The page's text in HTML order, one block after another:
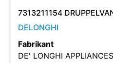
7313211154
DELONGHI
Fabrikant
DE' LONGHI